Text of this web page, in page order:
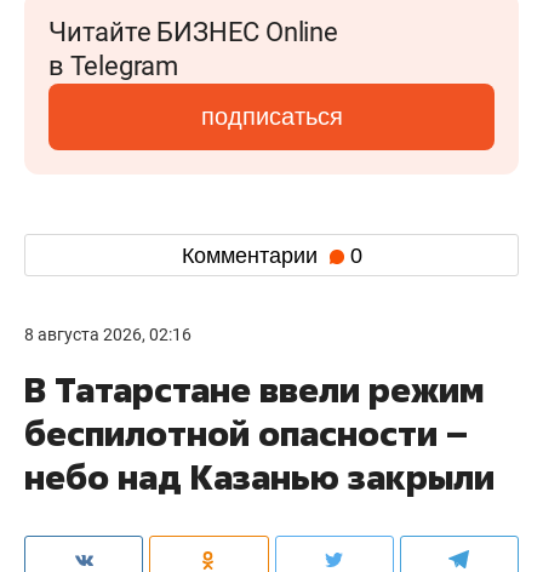
Читайте БИЗНЕС Online
в Telegram
подписаться
Комментарии 0
8 августа 2026, 02:16
В Татарстане ввели режим
беспилотной опасности –
небо над Казанью закрыли